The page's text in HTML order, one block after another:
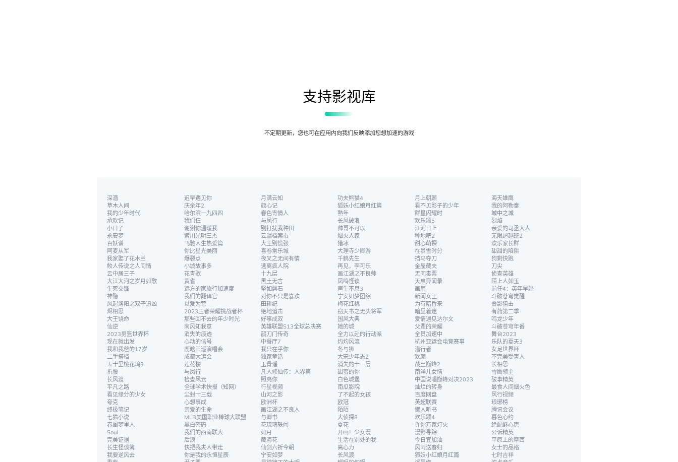
支持影视库
不定期更新，您也可在应用内向我们反映添加您想加速的游戏
深潜 迟早遇见你 月满云知 功夫熊猫4 月上朝颜
海天雄鹰
草木人间
庆余年2 颜心记 狐妖小红娘月红篇 看不见影子的少年
我的阿勒泰
我的少年时代
哈尔滨一九四四 春色寄情人 熟年 群星闪耀时
城中之城
承欢记
我们仨 与凤行 长风破浪 欢乐颂5
烈焰
小日子
谢谢你温暖我 别打扰我种田 帅哥不可以 江河日上
亲爱的司丞大人
永安梦
紫川光明三杰 云端档案市 烟火人家 种地吧2
无限超越班2
百妖谱
飞驰人生热爱篇 大王别慌张 猎冰 甜心萌探
欢乐家长群
阿麦从军
你比星光美丽 喜卷常乐城 大理寺少卿游 在暴雪时分
甜甜的陷阱
我家娶了花木兰
爆裂点 夜叉之无间有情 千鹤先生 挡马夺刀
狗剩快跑
鲛人传说之人间情
小城故事多 逃离疯人院 再见，李可乐 金屋藏夫
刀尖
云中居三子
花青歌 十九层 画江湖之不良帅 无间毒票
侦查英雄
大江大河之岁月如歌
黄雀 黑土无言 凤鸣怪谈 天启异闻录
陌上人如玉
生死交锋
远方的家旅行加速度 坚如磐石 声生不息3 画眉
前任4：英年早婚
神隐
我们的翻译官 对你不只是喜欢 宁安如梦团综 新闻女王
斗破苍穹觉醒
风起洛阳之双子追凶
以爱为营 田耕纪 梅花红桃 为有暗香来
叠影狙击
烬相思
2023王者荣耀挑战者杯 绝地追击 窃天书之无头将军 暗里着迷
有药第二季
大王饶命
那些回不去的年少时光 好事成双 国风大典 爱情遇见达尔文
鸣龙少年
仙逆
南风知我意 英雄联盟S13全球总决赛 她的城 父辈的荣耀
斗破苍穹年番
2023男篮世界杯
消失的痕迹 鹊刀门传奇 全力以赴的行动派 全员加速中
舞台2023
现在就出发
心动的信号 中餐厅7 灼灼风流 杭州亚运会电竞赛事
乐队的夏天3
我和我爸的17岁
鹿晗三巡演唱会 我只在乎你 冬与狮 潜行者
女足世界杯
二手搭档
成都大运会 独家童话 大宋少年志2 欢颜
不完美受害人
五十里桃花坞3
莲花楼 玉骨遥 消失的十一层 战至巅峰2
长相思
折腰
与凤行 凡人修仙传：人界篇 甜蜜的你 南洋儿女情
雪鹰领主
长风渡
检查风云 照亮你 白色城堡 中国说唱巅峰对决2023
破事精英
平凡之路
全球学术快报（知网） 行星视频 南瓜影院 灿烂的转身
最食人间烟火色
看见缘分的少女
尘封十三载 山河之影 了不起的女孩 百度网盘
风行视频
夸克
心想事成 欧洲杯 欧冠 英超联赛
琅琊榜
终极笔记
亲爱的生命 画江湖之不良人 陌陌 懒人听书
腾讯会议
七猫小说
MLB美国职业棒球大联盟 与卿书 大侦探8 欢乐颂4
暮色心约
春闺梦里人
黑白密码 花琉璃轶闻 夏花 许你万家灯火
绝配酥心唐
Soul
我们的西南联大 如月 开画！少女漫 漫影寻踪
公诉精英
完美证据
后浪 藏海花 生活在别处的我 今日宜加油
平原上的摩西
长生怪谈簿
快把我夫人带走 仙剑六祈今朝 离心力 风雨送春归
女士的品格
我要逆风去
你是我的永恒星辰 宁安如梦 长风渡 狐妖小红娘月红篇
七时吉祥